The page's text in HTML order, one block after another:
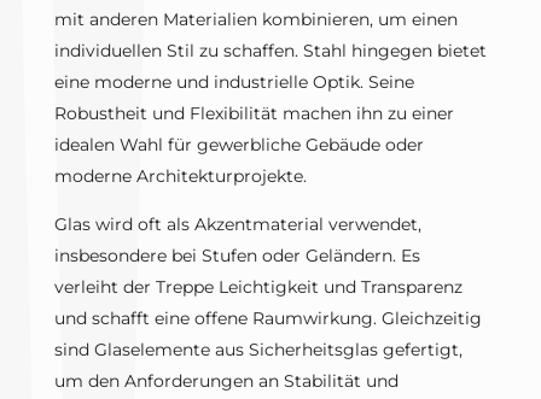
mit anderen Materialien kombinieren, um einen
individuellen Stil zu schaffen. Stahl hingegen bietet
eine moderne und industrielle Optik. Seine
Robustheit und Flexibilität machen ihn zu einer
idealen Wahl für gewerbliche Gebäude oder
moderne Architekturprojekte.
Glas wird oft als Akzentmaterial verwendet,
insbesondere bei Stufen oder Geländern. Es
verleiht der Treppe Leichtigkeit und Transparenz
und schafft eine offene Raumwirkung. Gleichzeitig
sind Glaselemente aus Sicherheitsglas gefertigt,
um den Anforderungen an Stabilität und